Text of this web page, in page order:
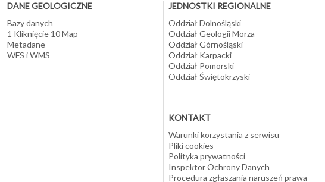
DANE GEOLOGICZNE
Bazy danych
1 Kliknięcie 10 Map
Metadane
WFS i WMS
JEDNOSTKI REGIONALNE
Oddział Dolnośląski
Oddział Geologii Morza
Oddział Górnośląski
Oddział Karpacki
Oddział Pomorski
Oddział Świętokrzyski
KONTAKT
Warunki korzystania z serwisu
Pliki cookies
Polityka prywatności
Inspektor Ochrony Danych
Procedura zgłaszania naruszeń prawa